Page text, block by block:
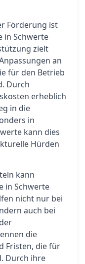
Förderung ist
in Schwerte
zielt
an
für den Betrieb
Durch
erheblich
in die
in
kann dies
Hürden
kann
in Schwerte
nicht nur bei
auch bei
die
Fristen, die für
Durch ihre